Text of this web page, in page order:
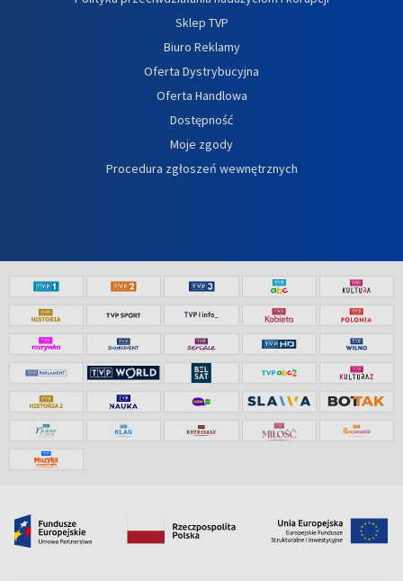
Sklep TVP
Biuro Reklamy
Oferta Dystrybucyjna
Oferta Handlowa
Dostępność
Moje zgody
Procedura zgłoszeń wewnętrznych